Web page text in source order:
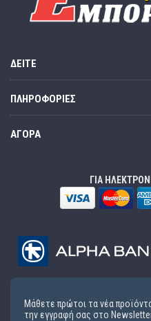
ΔΕΊΤΕ
ΠΛΗΡΟΦΟΡΊΕΣ
ΑΓΟΡΆ
ΓΙΑ
Μάθετε πρώτοι τα νέα
την εγγραφή σας στο